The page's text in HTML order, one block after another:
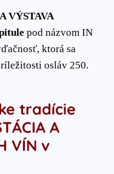
VÝSTAVA
pod názvom IN
ktorá sa
osláv 250.
tradície
A
VÍN v